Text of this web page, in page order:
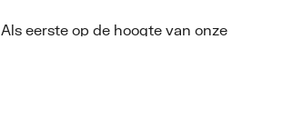
Als eerste op de hoogte van onze